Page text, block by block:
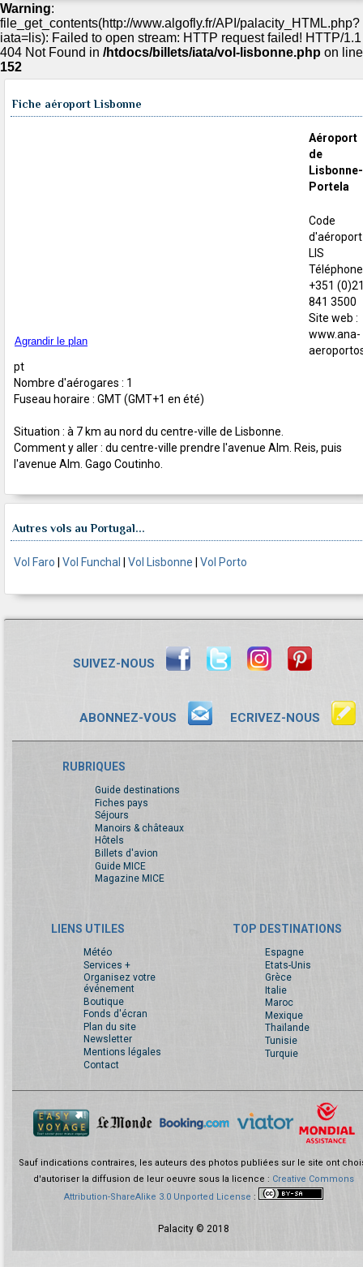
Warning:
file_get_contents(http://www.algofly.fr/API/palacity_HTML.php?
iata=lis): Failed to open stream: HTTP request failed! HTTP/1.1
404 Not Found in /htdocs/billets/iata/vol-lisbonne.php on line
152
Fiche aéroport Lisbonne
Agrandir le plan
Aéroport
de
Lisbonne-
Portela
Code
d'aéroport
LIS
+351
841 3500
Site web :
www.ana-
pt
Nombre d'aérogares : 1
Fuseau horaire : GMT (GMT+1 en été)
Situation : à 7 km au nord du centre-ville de Lisbonne.
Comment y aller : du centre-ville prendre l'avenue Alm. Reis, puis
l'avenue Alm. Gago Coutinho.
Autres vols au Portugal...
Vol Faro Vol Funchal Vol Lisbonne Vol Porto
SUIVEZ-NOUS
ABONNEZ-VOUS ECRIVEZ-NOUS
RUBRIQUES
Guide destinations
Fiches pays
Séjours
Manoirs & châteaux
Hôtels
Billets d'avion
Guide MICE
Magazine MICE
LIENS UTILES
Météo
Services +
Organisez votre
événement
Boutique
Fonds d'écran
Plan du site
Newsletter
Mentions légales
Contact
TOP DESTINATIONS
Espagne
Etats-Unis
Grèce
Italie
Maroc
Mexique
Thaïlande
Tunisie
Turquie
Sauf indications contraires, les auteurs des photos publiées sur le site ont
d'autoriser la diffusion de leur oeuvre sous la licence : Creative Commons
Attribution-ShareAlike 3.0 Unported License :
Palacity © 2018